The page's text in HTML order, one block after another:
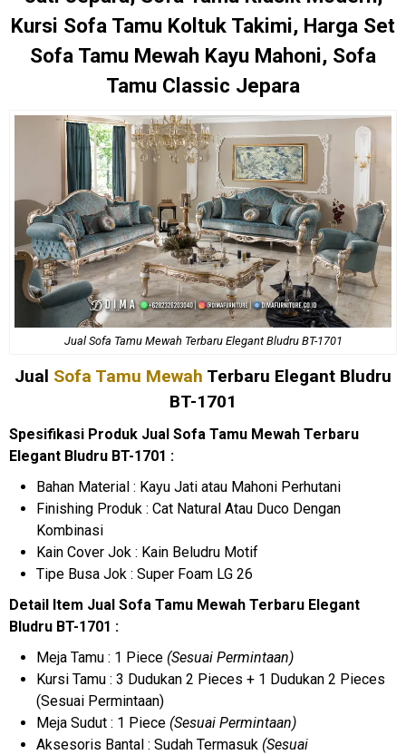
Kursi Sofa Tamu Koltuk Takimi, Harga Set
Sofa Tamu Mewah Kayu Mahoni, Sofa
Tamu Classic Jepara
Jual Sofa Tamu Mewah Terbaru Elegant Bludru BT-1701
Jual Sofa Tamu Mewah Terbaru Elegant Bludru
BT-1701
Spesifikasi Produk Jual Sofa Tamu Mewah Terbaru
Elegant Bludru BT-1701 :
Bahan Material : Kayu Jati atau Mahoni Perhutani
Finishing Produk : Cat Natural Atau Duco Dengan
Kombinasi
Kain Cover Jok : Kain Beludru Motif
Tipe Busa Jok : Super Foam LG 26
Detail Item Jual Sofa Tamu Mewah Terbaru Elegant
Bludru BT-1701 :
Meja Tamu : 1 Piece (Sesuai Permintaan)
Kursi Tamu : 3 Dudukan 2 Pieces + 1 Dudukan 2 Pieces
(Sesuai Permintaan)
Meja Sudut : 1 Piece (Sesuai Permintaan)
Aksesoris Bantal : Sudah Termasuk (Sesuai